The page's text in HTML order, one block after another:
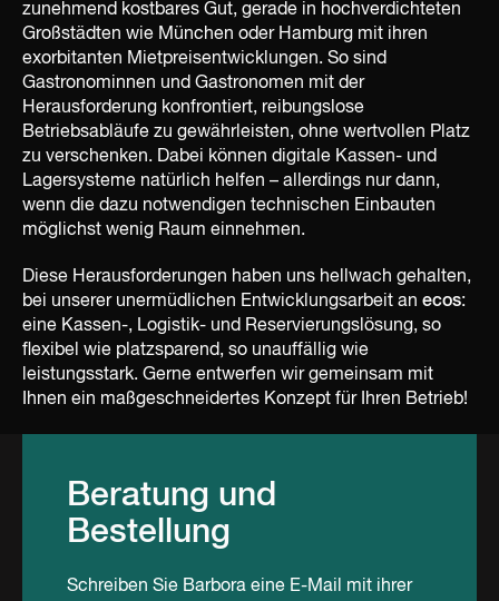
zunehmend kostbares Gut, gerade in hochverdichteten
Großstädten wie München oder Hamburg mit ihren
exorbitanten Mietpreisentwicklungen. So sind
Gastronominnen und Gastronomen mit der
Herausforderung konfrontiert, reibungslose
Betriebsabläufe zu gewährleisten, ohne wertvollen Platz
zu verschenken. Dabei können digitale Kassen- und
Lagersysteme natürlich helfen – allerdings nur dann,
wenn die dazu notwendigen technischen Einbauten
möglichst wenig Raum einnehmen.
Diese Herausforderungen haben uns hellwach gehalten,
bei unserer unermüdlichen Entwicklungsarbeit an ecos:
eine Kassen-, Logistik- und Reservierungslösung, so
flexibel wie platzsparend, so unauffällig wie
leistungsstark. Gerne entwerfen wir gemeinsam mit
Ihnen ein maßgeschneidertes Konzept für Ihren Betrieb!
Beratung und
Bestellung
Schreiben Sie Barbora eine E-Mail mit ihrer